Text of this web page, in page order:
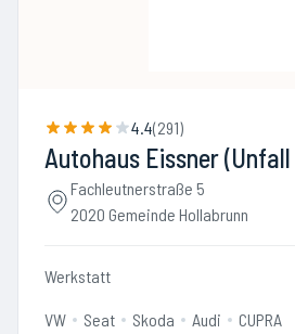
4.4(291)
Autohaus Eissner
Fachleutnerstraße 5
2020 Gemeinde Hollabrunn
Werkstatt
VW Seat Skoda Audi CUPRA